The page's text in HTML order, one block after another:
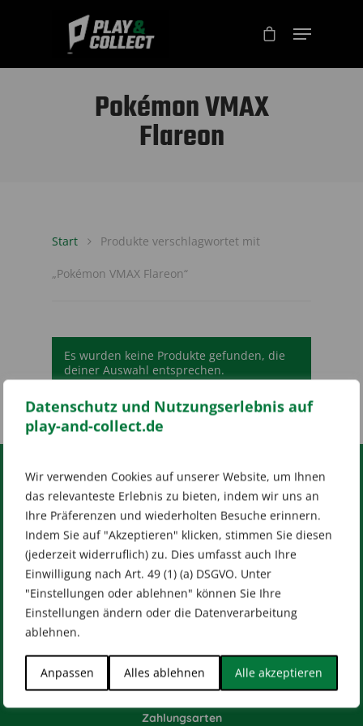
Datenschutz und Nutzungserlebnis auf
play-and-collect.de
Wir verwenden Cookies auf unserer Website, um Ihnen
das relevanteste Erlebnis zu bieten, indem wir uns an
Ihre Präferenzen und wiederholten Besuche erinnern.
Indem Sie auf "Akzeptieren" klicken, stimmen Sie diesen
(jederzeit widerruflich) zu. Dies umfasst auch Ihre
Einwilligung nach Art. 49 (1) (a) DSGVO. Unter
"Einstellungen oder ablehnen" können Sie Ihre
Einstellungen ändern oder die Datenverarbeitung
ablehnen.
Anpassen Alles ablehnen Alle akzeptieren
Pokémon VMAX
Flareon
Start Produkte verschlagwortet mit
„Pokémon VMAX Flareon“
Es wurden keine Produkte gefunden, die
deiner Auswahl entsprechen.
RECHTLICHES
Impressum AGB
Datenschutz
[wt_cli_manage_consent]
Designed byDilly
HILFE & KONTAKT
Zahlungsarten